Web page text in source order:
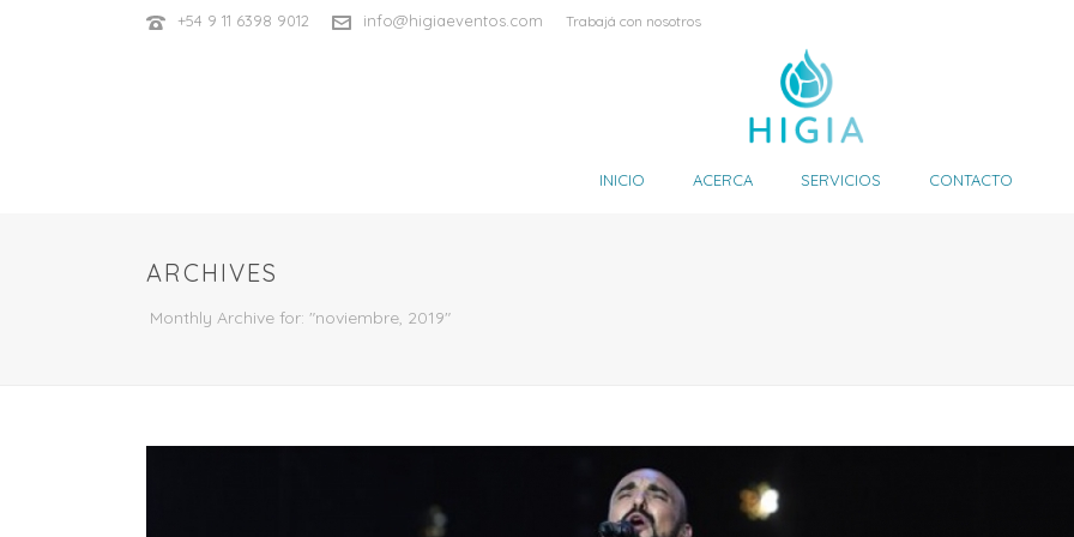
+54 9 11 6398 9012 info@higiaeventos.com Trabajá con nosotros
INICIO ACERCA SERVICIOS CONTACTO
ARCHIVES
Monthly Archive for: "noviembre, 2019"